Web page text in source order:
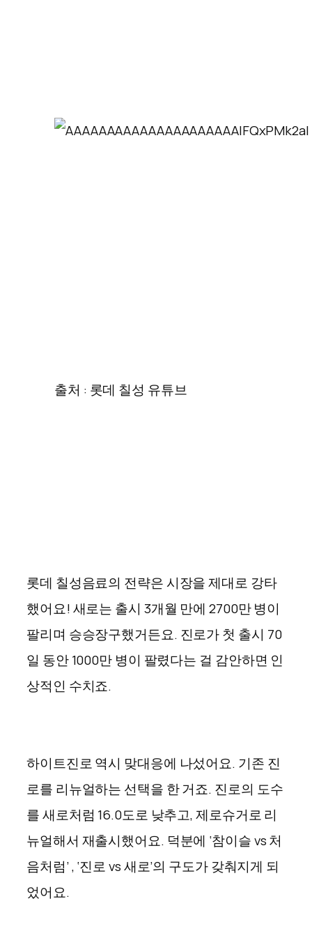
출처 : 롯데 칠성 유튜브
롯데 칠성음료의 전략은 시장을 제대로 강타
했어요! 새로는 출시 3개월 만에 2700만 병이
팔리며 승승장구했거든요. 진로가 첫 출시 70
일 동안 1000만 병이 팔렸다는 걸 감안하면 인
상적인 수치죠.
하이트진로 역시 맞대응에 나섰어요. 기존 진
로를 리뉴얼하는 선택을 한 거죠. 진로의 도수
를 새로처럼 16.0도로 낮추고, 제로슈거로 리
뉴얼해서 재출시했어요. 덕분에 ‘참이슬 vs 처
음처럼’ , ‘진로 vs 새로’의 구도가 갖춰지게 되
었어요.